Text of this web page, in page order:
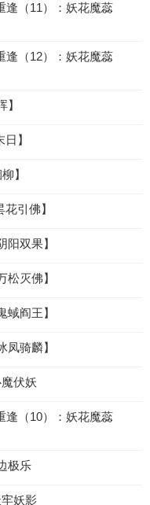
逢（11）：妖花魔蕊
逢（12）：妖花魔蕊
】
】
引佛】
阳双果】
松灭佛】
蜮阎王】
凤骑麟】
伏妖
逢（10）：妖花魔蕊
极乐
妖影